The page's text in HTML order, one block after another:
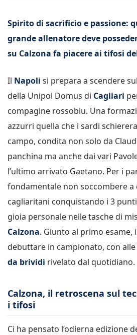
Spirito di sacrificio e passione:
grande allenatore deve
su Calzona fa piacere ai tifosi
Il Napoli si prepara a scendere
della Unipol Domus di Cagliari
compagine rossoblu. Una
azzurri quella che i sardi
campo, condita non solo da
panchina ma anche dai vari
l’ultimo arrivato Gaetano. Per i
fondamentale non soccombere
cagliaritani conquistando i 3
gioia personale nelle tasche di
Calzona. Giunto al primo esame,
debuttare in campionato, con
da brividi rivelato dal quotidiano.
Calzona, il retroscena sul
i tifosi
Ci ha pensato l’odierna edizione